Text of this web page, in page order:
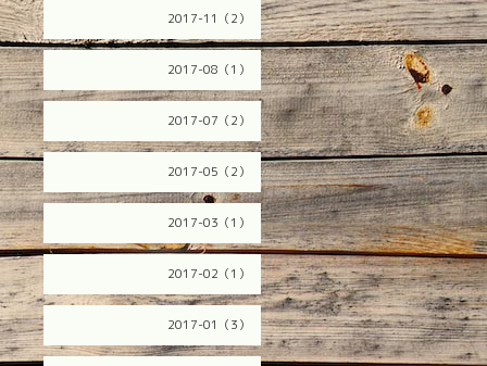
2017-11（2）
2017-08（1）
2017-07（2）
2017-05（2）
2017-03（1）
2017-02（1）
2017-01（3）